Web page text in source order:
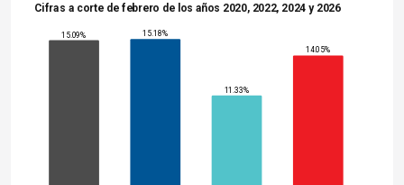
Cifras a corte de febrero de los años 2020, 2022, 2024 y 2026
15.09% 15.18%
11.33%
14.05%